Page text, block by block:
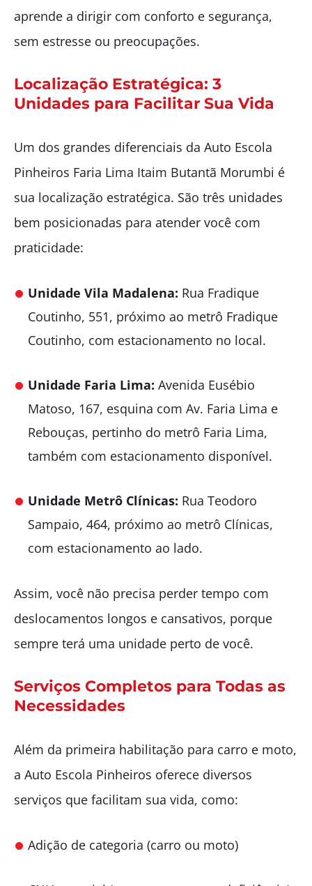
aprende a dirigir com conforto e segurança,
sem estresse ou preocupações.
Localização Estratégica: 3
Unidades para Facilitar Sua Vida
Um dos grandes diferenciais da Auto Escola
Pinheiros Faria Lima Itaim Butantã Morumbi é
sua localização estratégica. São três unidades
bem posicionadas para atender você com
praticidade:
Unidade Vila Madalena: Rua Fradique
Coutinho, 551, próximo ao metrô Fradique
Coutinho, com estacionamento no local.
Unidade Faria Lima: Avenida Eusébio
Matoso, 167, esquina com Av. Faria Lima e
Rebouças, pertinho do metrô Faria Lima,
também com estacionamento disponível.
Unidade Metrô Clínicas: Rua Teodoro
Sampaio, 464, próximo ao metrô Clínicas,
com estacionamento ao lado.
Assim, você não precisa perder tempo com
deslocamentos longos e cansativos, porque
sempre terá uma unidade perto de você.
Serviços Completos para Todas as
Necessidades
Além da primeira habilitação para carro e moto,
a Auto Escola Pinheiros oferece diversos
serviços que facilitam sua vida, como:
Adição de categoria (carro ou moto)